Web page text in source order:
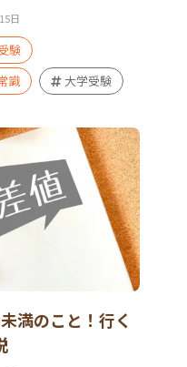
日
験
識
大学受験
満のこと！行く